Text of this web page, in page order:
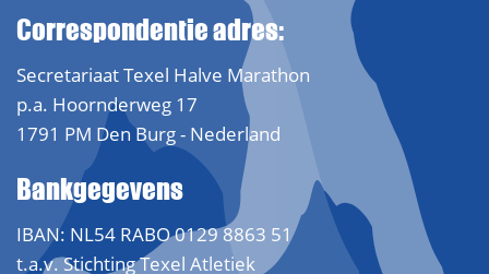
Correspondentie adres:
Secretariaat Texel Halve Marathon
p.a. Hoornderweg 17
1791 PM Den Burg - Nederland
Bankgegevens
IBAN: NL54 RABO 0129 8863 51
t.a.v. Stichting Texel Atletiek